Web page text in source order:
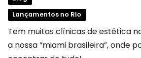
Lançamentos no Rio
Tem muitas clínicas de estética
a nossa “miami brasileira”, onde